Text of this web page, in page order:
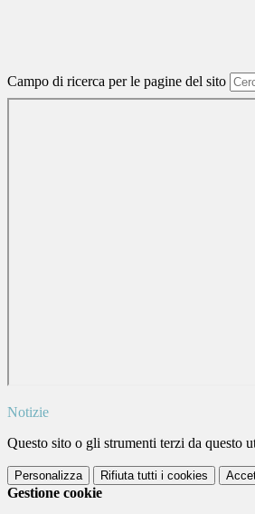
Campo di ricerca per le pagine del sito
Notizie
Questo sito o gli strumenti terzi da questo
Personalizza Rifiuta tutti i cookies
Gestione cookie